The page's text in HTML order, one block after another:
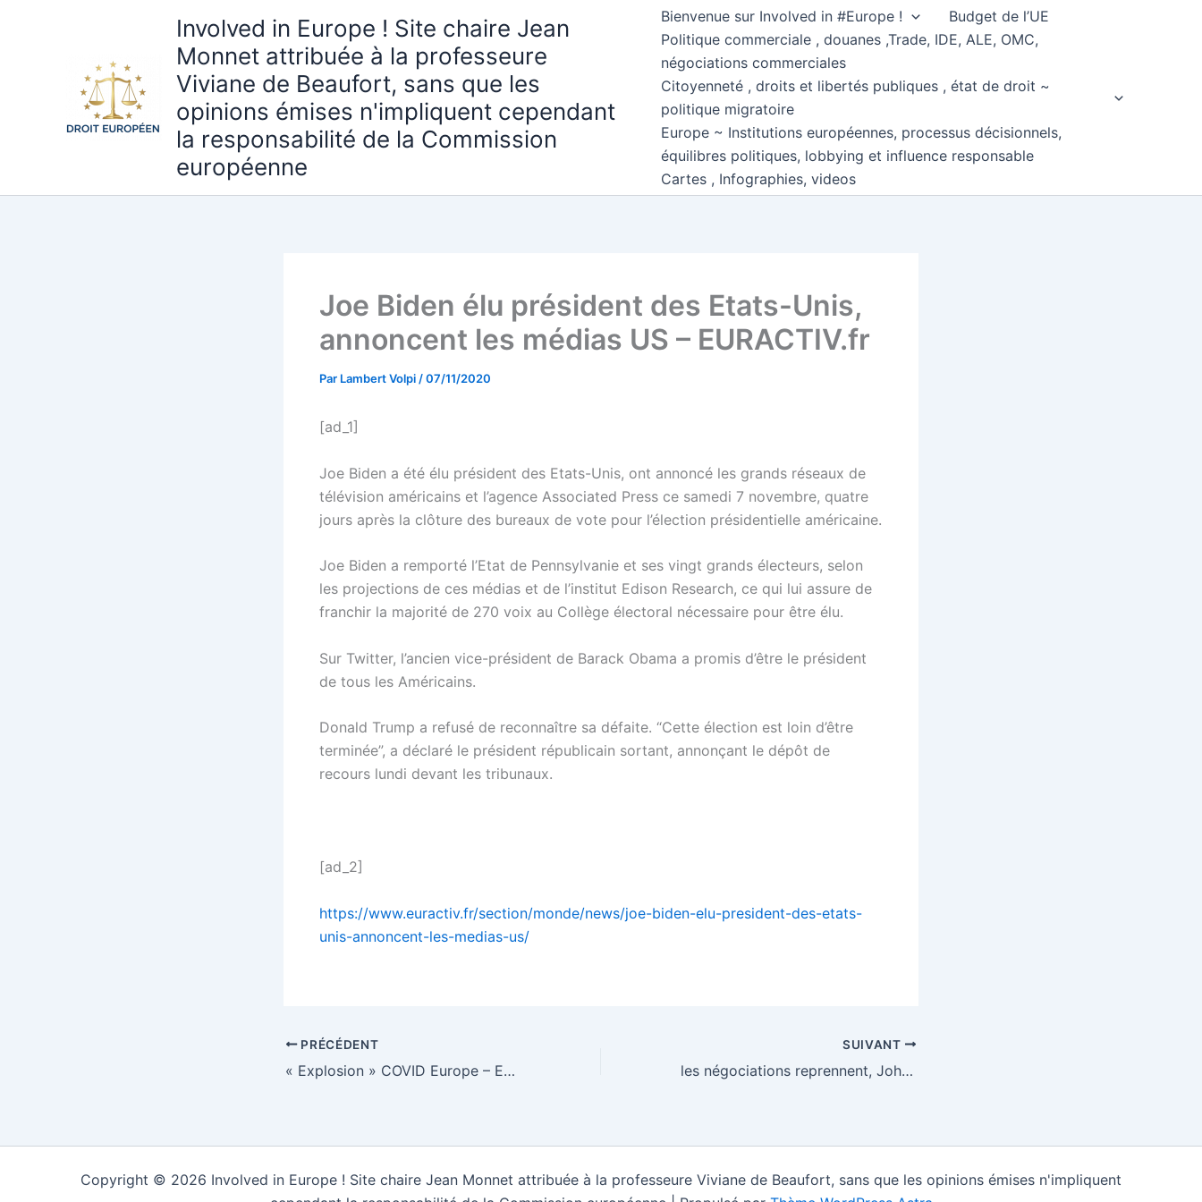
Involved in Europe ! Site chaire Jean
Monnet attribuée à la professeure
Viviane de Beaufort, sans que les
opinions émises n'impliquent cependant
la responsabilité de la Commission
européenne
Bienvenue sur Involved in #Europe !
Budget de l’UE
Politique commerciale , douanes ,Trade, IDE, ALE, OMC,
négociations commerciales
Citoyenneté , droits et libertés publiques , état de droit ~
politique migratoire
Europe ~ Institutions européennes, processus décisionnels,
équilibres politiques, lobbying et influence responsable
Cartes , Infographies, videos
Joe Biden élu président des Etats-Unis,
annoncent les médias US – EURACTIV.fr
Par Lambert Volpi /07/11/2020
[ad_1]
Joe Biden a été élu président des Etats-Unis, ont annoncé les grands réseaux de
télévision américains et l’agence Associated Press ce samedi 7 novembre, quatre
jours après la clôture des bureaux de vote pour l’élection présidentielle américaine.
Joe Biden a remporté l’Etat de Pennsylvanie et ses vingt grands électeurs, selon
les projections de ces médias et de l’institut Edison Research, ce qui lui assure de
franchir la majorité de 270 voix au Collège électoral nécessaire pour être élu.
Sur Twitter, l’ancien vice-président de Barack Obama a promis d’être le président
de tous les Américains.
Donald Trump a refusé de reconnaître sa défaite. “Cette élection est loin d’être
terminée”, a déclaré le président républicain sortant, annonçant le dépôt de
recours lundi devant les tribunaux.
[ad_2]
https://www.euractiv.fr/section/monde/news/joe-biden-elu-president-des-etats-
unis-annoncent-les-medias-us/
PRÉCÉDENT
« Explosion » COVID Europe – EURACTIV.fr
SUIVANT
les négociations reprennent, Johnson essuie un revers à la chambre des Lords – EURACTIV.fr
Copyright © 2026 Involved in Europe ! Site chaire Jean Monnet attribuée à la professeure Viviane de Beaufort, sans que les opinions émises n'impliquent